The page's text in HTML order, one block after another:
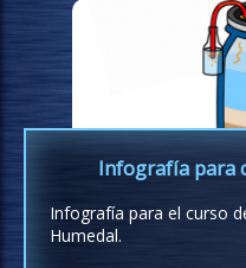
Infografía para
Infografía para el curso
Humedal.